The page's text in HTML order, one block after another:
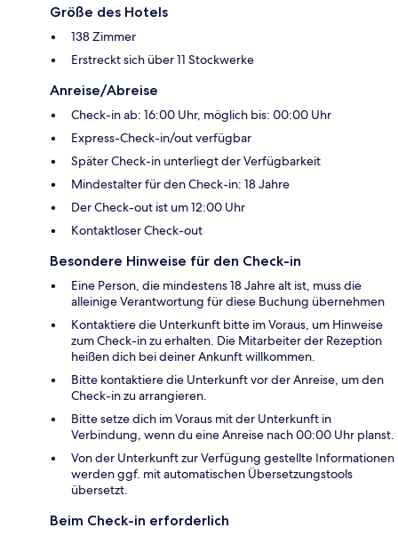
Größe des Hotels
138 Zimmer
Erstreckt sich über 11 Stockwerke
Anreise/Abreise
Check-in ab: 16:00 Uhr, möglich bis: 00:00 Uhr
Express-Check-in/out verfügbar
Später Check-in unterliegt der Verfügbarkeit
Mindestalter für den Check-in: 18 Jahre
Der Check-out ist um 12:00 Uhr
Kontaktloser Check-out
Besondere Hinweise für den Check-in
Eine Person, die mindestens 18 Jahre alt ist, muss die
alleinige Verantwortung für diese Buchung übernehmen
Kontaktiere die Unterkunft bitte im Voraus, um Hinweise
zum Check-in zu erhalten. Die Mitarbeiter der Rezeption
heißen dich bei deiner Ankunft willkommen.
Bitte kontaktiere die Unterkunft vor der Anreise, um den
Check-in zu arrangieren.
Bitte setze dich im Voraus mit der Unterkunft in
Verbindung, wenn du eine Anreise nach 00:00 Uhr planst.
Von der Unterkunft zur Verfügung gestellte Informationen
werden ggf. mit automatischen Übersetzungstools
übersetzt.
Beim Check-in erforderlich